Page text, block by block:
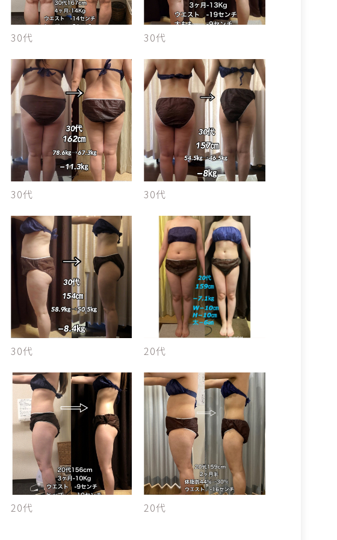
30代 30代
30代 30代
30代 20代
20代 20代